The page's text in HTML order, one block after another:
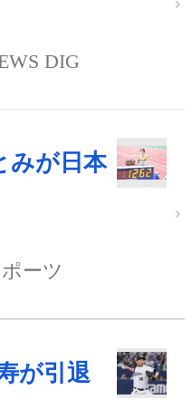
DIG
みが日本
ーツ
が引退